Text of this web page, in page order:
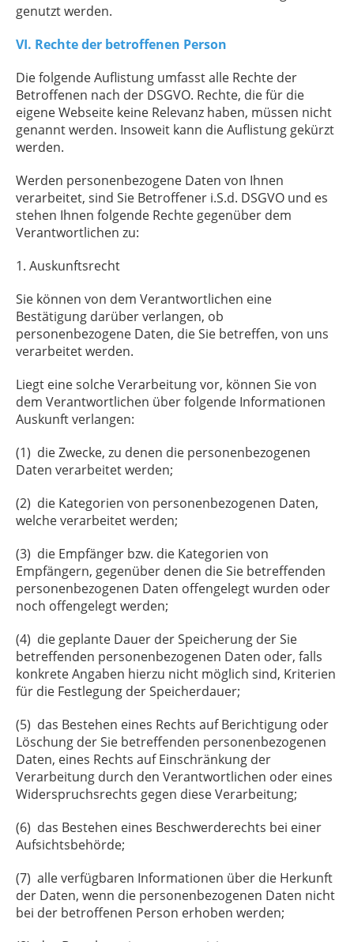
genutzt werden.
VI. Rechte der betroffenen Person
Die folgende Auflistung umfasst alle Rechte der
Betroffenen nach der DSGVO. Rechte, die für die
eigene Webseite keine Relevanz haben, müssen nicht
genannt werden. Insoweit kann die Auflistung gekürzt
werden.
Werden personenbezogene Daten von Ihnen
verarbeitet, sind Sie Betroffener i.S.d. DSGVO und es
stehen Ihnen folgende Rechte gegenüber dem
Verantwortlichen zu:
1. Auskunftsrecht
Sie können von dem Verantwortlichen eine
Bestätigung darüber verlangen, ob
personenbezogene Daten, die Sie betreffen, von uns
verarbeitet werden.
Liegt eine solche Verarbeitung vor, können Sie von
dem Verantwortlichen über folgende Informationen
Auskunft verlangen:
(1) die Zwecke, zu denen die personenbezogenen
Daten verarbeitet werden;
(2) die Kategorien von personenbezogenen Daten,
welche verarbeitet werden;
(3) die Empfänger bzw. die Kategorien von
Empfängern, gegenüber denen die Sie betreffenden
personenbezogenen Daten offengelegt wurden oder
noch offengelegt werden;
(4) die geplante Dauer der Speicherung der Sie
betreffenden personenbezogenen Daten oder, falls
konkrete Angaben hierzu nicht möglich sind, Kriterien
für die Festlegung der Speicherdauer;
(5) das Bestehen eines Rechts auf Berichtigung oder
Löschung der Sie betreffenden personenbezogenen
Daten, eines Rechts auf Einschränkung der
Verarbeitung durch den Verantwortlichen oder eines
Widerspruchsrechts gegen diese Verarbeitung;
(6) das Bestehen eines Beschwerderechts bei einer
Aufsichtsbehörde;
(7) alle verfügbaren Informationen über die Herkunft
der Daten, wenn die personenbezogenen Daten nicht
bei der betroffenen Person erhoben werden;